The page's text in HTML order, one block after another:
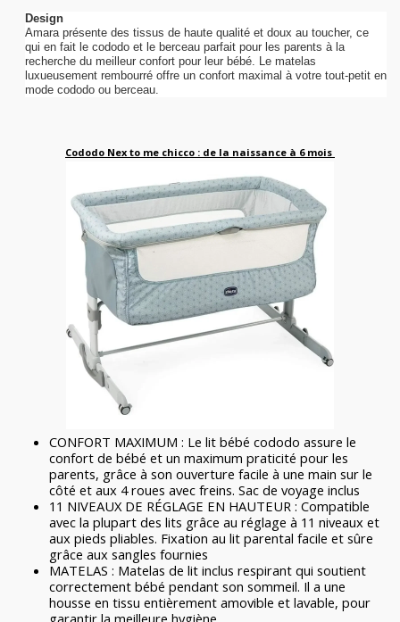
Design
Amara présente des tissus de haute qualité et doux au toucher, ce
qui en fait le cododo et le berceau parfait pour les parents à la
recherche du meilleur confort pour leur bébé. Le matelas
luxueusement rembourré offre un confort maximal à votre tout-petit en
mode cododo ou berceau.
Cododo Nex to me chicco : de la naissance à 6 mois
CONFORT MAXIMUM : Le lit bébé cododo assure le
confort de bébé et un maximum praticité pour les
parents, grâce à son ouverture facile à une main sur le
côté et aux 4 roues avec freins. Sac de voyage inclus
11 NIVEAUX DE RÉGLAGE EN HAUTEUR : Compatible
avec la plupart des lits grâce au réglage à 11 niveaux et
aux pieds pliables. Fixation au lit parental facile et sûre
grâce aux sangles fournies
MATELAS : Matelas de lit inclus respirant qui soutient
correctement bébé pendant son sommeil. Il a une
housse en tissu entièrement amovible et lavable, pour
garantir la meilleure hygiène